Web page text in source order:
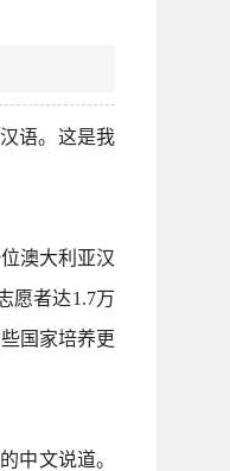
语。这是我
澳大利亚汉
愿者达1.7万
国家培养更
中文说道。